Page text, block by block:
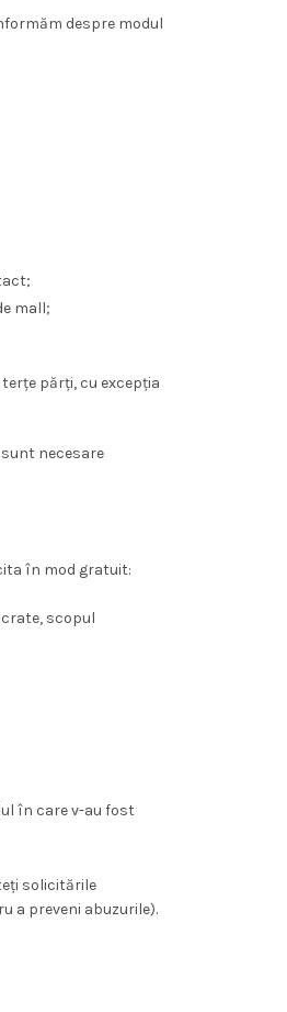
despre modul
mall;
părți, cu excepția
necesare
în mod gratuit:
scopul
în care v-au fost
solicitările
a preveni abuzurile).